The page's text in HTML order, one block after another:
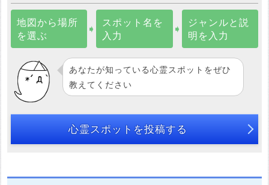
地図から場所
を選ぶ
➧
スポット名を
入力
➧
ジャンルと説
明を入力
あなたが知っている心霊スポットをぜひ
教えてください
心霊スポットを投稿する